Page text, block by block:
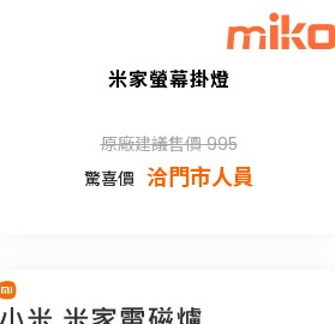
米家螢幕掛燈
原廠建議售價 995
驚喜價 洽門市人員